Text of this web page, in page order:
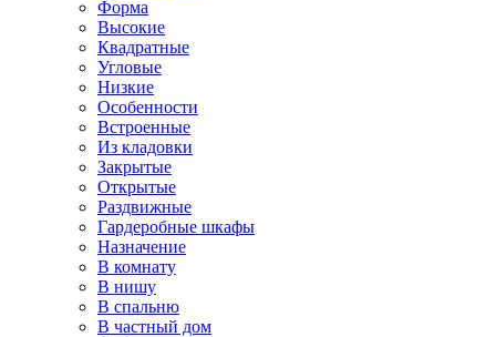
Форма
Высокие
Квадратные
Угловые
Низкие
Особенности
Встроенные
Из кладовки
Закрытые
Открытые
Раздвижные
Гардеробные шкафы
Назначение
В комнату
В нишу
В спальню
В частный дом